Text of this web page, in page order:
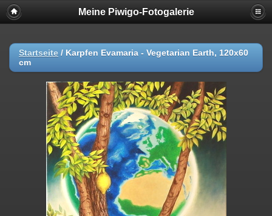
Meine Piwigo-Fotogalerie
Startseite / Karpfen Evamaria - Vegetarian Earth, 120x60
cm